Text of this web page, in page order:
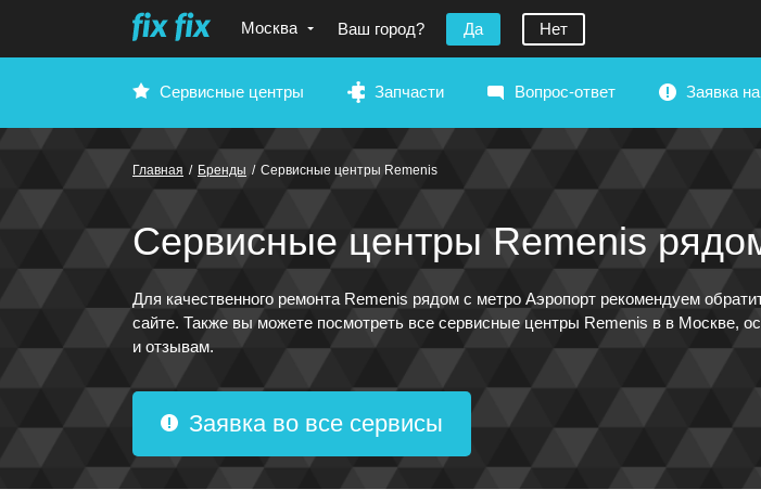
Москва Ваш город? Да Нет
Сервисные центры Запчасти Вопрос-ответ Заявка
Главная / Бренды / Сервисные центры Remenis
Сервисные центры Remenis
Для качественного ремонта Remenis рядом с метро Аэропорт рекомендуем
сайте. Также вы можете посмотреть все сервисные центры Remenis в в Москве,
и отзывам.
Заявка во все сервисы